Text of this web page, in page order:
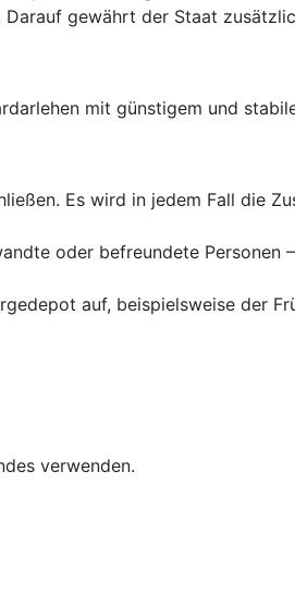
gewährt der Staat
mit günstigem und
Es wird in jedem Fall die
oder befreundete
auf, beispielsweise der
verwenden.